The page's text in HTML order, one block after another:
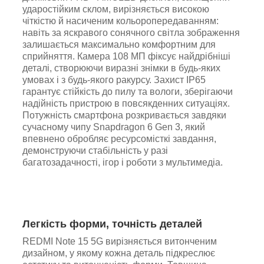
ударостійким склом, вирізняється високою
чіткістю й насиченим кольоропередаванням:
навіть за яскравого сонячного світла зображення
залишається максимально комфортним для
сприйняття. Камера 108 МП фіксує найдрібніші
деталі, створюючи виразні знімки в будь-яких
умовах і з будь-якого ракурсу. Захист IP65
гарантує стійкість до пилу та вологи, зберігаючи
надійність пристрою в повсякденних ситуаціях.
Потужність смартфона розкривається завдяки
сучасному чипу Snapdragon 6 Gen 3, який
впевнено обробляє ресурсомісткі завдання,
демонструючи стабільність у разі
багатозадачності, ігор і роботи з мультимедіа.
Легкість форми, точність деталей
REDMI Note 15 5G вирізняється витонченим
дизайном, у якому кожна деталь підкреслює